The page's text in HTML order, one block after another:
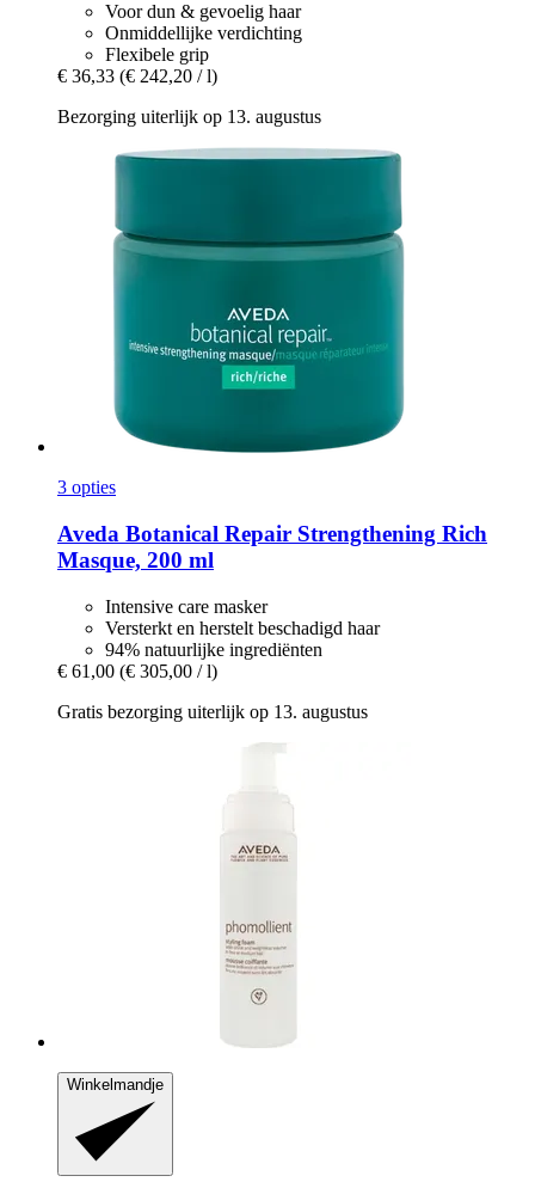
Voor dun & gevoelig haar
Onmiddellijke verdichting
Flexibele grip
€ 36,33 (€ 242,20 / l)
Bezorging uiterlijk op 13. augustus
3 opties
Aveda Botanical Repair Strengthening Rich
Masque, 200 ml
Intensive care masker
Versterkt en herstelt beschadigd haar
94% natuurlijke ingrediënten
€ 61,00 (€ 305,00 / l)
Gratis bezorging uiterlijk op 13. augustus
Winkelmandje